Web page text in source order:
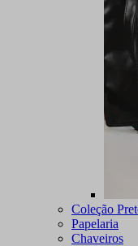
Coleção
Papelaria
Chaveiros